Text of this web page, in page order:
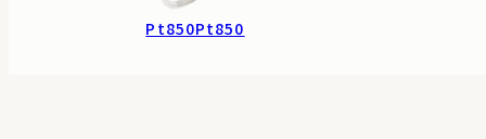
Pt850Pt850